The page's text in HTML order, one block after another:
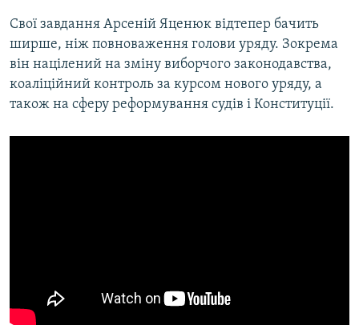
Свої завдання Арсеній Яценюк відтепер бачить
ширше, ніж повноваження голови уряду. Зокрема
він націлений на зміну виборчого законодавства,
коаліційний контроль за курсом нового уряду, а
також на сферу реформування судів і Конституції.